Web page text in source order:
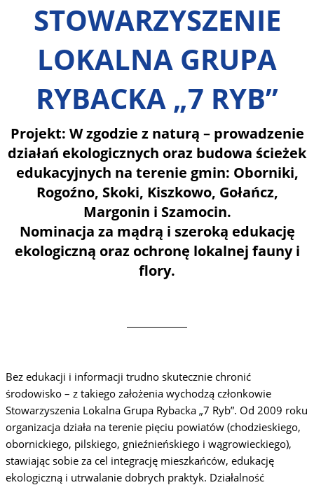
STOWARZYSZENIE
LOKALNA GRUPA
RYBACKA „7 RYB”
Projekt: W zgodzie z naturą – prowadzenie
działań ekologicznych oraz budowa ścieżek
edukacyjnych na terenie gmin: Oborniki,
Rogoźno, Skoki, Kiszkowo, Gołańcz,
Margonin i Szamocin.
Nominacja za mądrą i szeroką edukację
ekologiczną oraz ochronę lokalnej fauny i
flory.
Bez edukacji i informacji trudno skutecznie chronić
środowisko – z takiego założenia wychodzą członkowie
Stowarzyszenia Lokalna Grupa Rybacka „7 Ryb”. Od 2009 roku
organizacja działa na terenie pięciu powiatów (chodzieskiego,
obornickiego, pilskiego, gnieźnieńskiego i wągrowieckiego),
stawiając sobie za cel integrację mieszkańców, edukację
ekologiczną i utrwalanie dobrych praktyk. Działalność